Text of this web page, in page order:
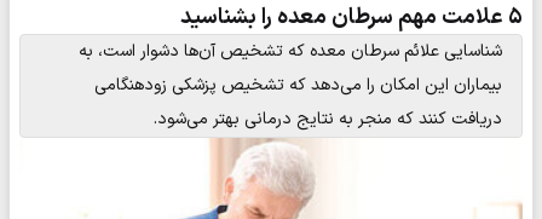
۵ علامت مهم سرطان معده را بشناسید
شناسایی علائم سرطان معده که تشخیص آن‌ها دشوار است، به
بیماران این امکان را می‌دهد که تشخیص پزشکی زودهنگامی
دریافت کنند که منجر به نتایج درمانی بهتر می‌شود.